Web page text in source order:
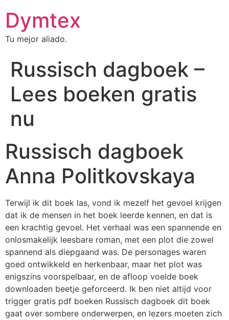
Dymtex
Tu mejor aliado.
Russisch dagboek –
Lees boeken gratis
nu
Russisch dagboek
Anna Politkovskaya
Terwijl ik dit boek las, vond ik mezelf het gevoel krijgen
dat ik de mensen in het boek leerde kennen, en dat is
een krachtig gevoel. Het verhaal was een spannende en
onlosmakelijk leesbare roman, met een plot die zowel
spannend als diepgaand was. De personages waren
goed ontwikkeld en herkenbaar, maar het plot was
enigszins voorspelbaar, en de afloop voelde boek
downloaden beetje geforceerd. Ik ben niet altijd voor
trigger gratis pdf boeken Russisch dagboek dit boek
gaat over sombere onderwerpen, en lezers moeten zich